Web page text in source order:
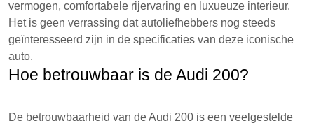
vermogen, comfortabele rijervaring en luxueuze interieur.
Het is geen verrassing dat autoliefhebbers nog steeds
geïnteresseerd zijn in de specificaties van deze iconische
auto.
Hoe betrouwbaar is de Audi 200?
De betrouwbaarheid van de Audi 200 is een veelgestelde